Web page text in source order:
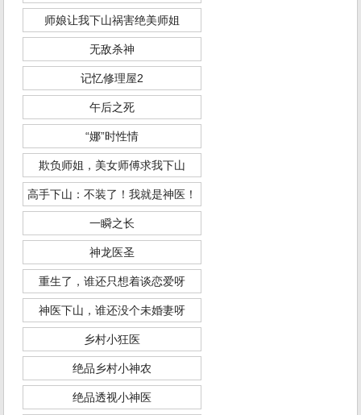
师娘让我下山祸害绝美师姐
无敌杀神
记忆修理屋2
午后之死
“娜”时性情
欺负师姐，美女师傅求我下山
高手下山：不装了！我就是神医！
一瞬之长
神龙医圣
重生了，谁还只想着谈恋爱呀
神医下山，谁还没个未婚妻呀
乡村小狂医
绝品乡村小神农
绝品透视小神医